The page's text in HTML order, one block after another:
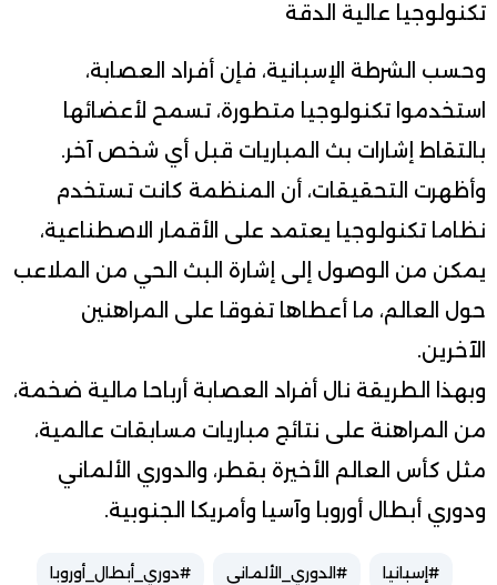
تكنولوجيا عالية الدقة
وحسب الشرطة الإسبانية، فإن أفراد العصابة،
استخدموا تكنولوجيا متطورة، تسمح لأعضائها
بالتقاط إشارات بث المباريات قبل أي شخص آخر.
وأظهرت التحقيقات، أن المنظمة كانت تستخدم
نظاما تكنولوجيا يعتمد على الأقمار الاصطناعية،
يمكن من الوصول إلى إشارة البث الحي من الملاعب
حول العالم، ما أعطاها تفوقا على المراهنين
الآخرين.
وبهذا الطريقة نال أفراد العصابة أرباحا مالية ضخمة،
من المراهنة على نتائج مباريات مسابقات عالمية،
مثل كأس العالم الأخيرة بقطر، والدوري الألماني
ودوري أبطال أوروبا وآسيا وأمريكا الجنوبية.
#إسبانيا #الدوري_الألماني #دوري_أبطال_أوروبا